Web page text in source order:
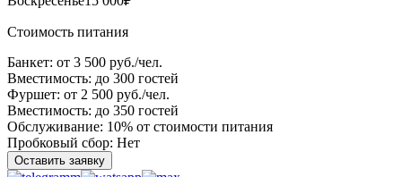
Стоимость питания
Банкет: от 3 500 руб./чел.
Вместимость: до 300 гостей
Фуршет: от 2 500 руб./чел.
Вместимость: до 350 гостей
Обслуживание: 10% от стоимости питания
Пробковый сбор: Нет
Оставить заявку